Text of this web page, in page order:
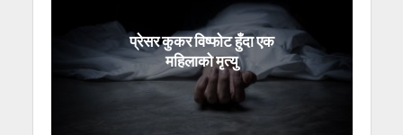
प्रेसर कुकर विष्फोट हुँदा एक
महिलाको मृत्यु